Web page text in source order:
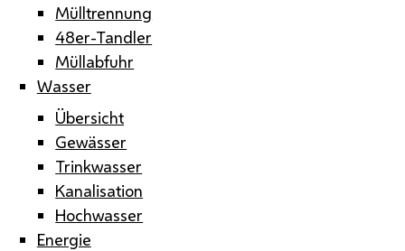
Mülltrennung
48er-Tandler
Müllabfuhr
Wasser
Übersicht
Gewässer
Trinkwasser
Kanalisation
Hochwasser
Energie